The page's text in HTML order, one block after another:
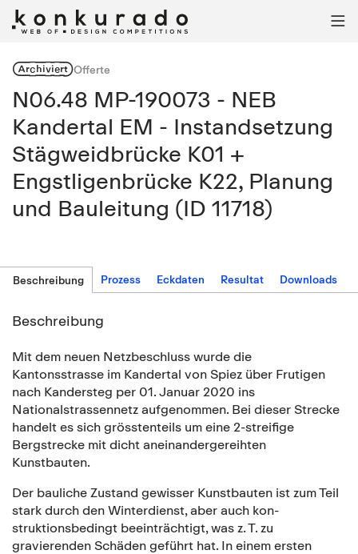

ArchiviertOfferte
N06.48 MP-190073 - NEB
Kandertal EM - Instandsetzung
Stägweidbrücke K01 +
Engstligenbrücke K22, Planung
und Bauleitung (ID 11718)
Beschreibung Prozess Eckdaten Resultat Downloads
Beschreibung
Mit dem neuen Netzbeschluss wurde die
Kantonsstrasse im Kandertal von Spiez über Frutigen
nach Kandersteg per 01. Januar 2020 ins
Nationalstrassennetz aufgenommen. Bei dieser Strecke
handelt es sich grösstenteils um eine 2-streifige
Bergstrecke mit dicht aneinandergereihten
Kunstbauten.
Der bauliche Zustand gewisser Kunstbauten ist zum Teil
stark durch den Winterdienst, aber auch kon-
struktionsbedingt beeinträchtigt, was z. T. zu
gravierenden Schäden geführt hat. In einem ersten